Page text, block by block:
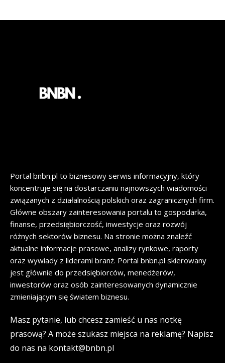
Portal bnbn.pl to biznesowy serwis informacyjny, który
koncentruje się na dostarczaniu najnowszych wiadomości
związanych z działalnością polskich oraz zagranicznych firm.
Główne obszary zainteresowania portalu to gospodarka,
finanse, przedsiębiorczość, inwestycje oraz rozwój
różnych sektorów biznesu. Na stronie można znaleźć
aktualne informacje prasowe, analizy rynkowe, raporty
oraz wywiady z liderami branż. Portal bnbn.pl skierowany
jest głównie do przedsiębiorców, menedżerów,
inwestorów oraz osób zainteresowanych dynamicznie
zmieniającym się światem biznesu.
Masz pytanie, lub chcesz zamieść u nas notkę
prasową? A może szukasz miejsca na reklamę? Napisz
do nas na kontakt@bnbn.pl